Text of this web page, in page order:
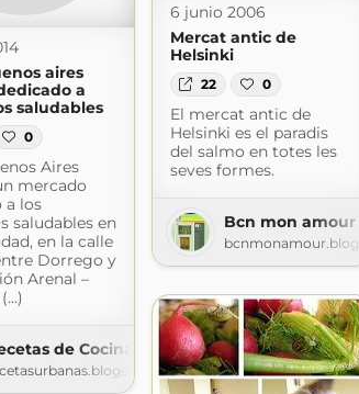
6 junio 2006
Mercat antic de
Helsinki
22 0
El mercat antic de
Helsinki es el paradis
del salmo en totes les
seves formes.
Bcn mon amour
aires
a
saludables
0
Aires
mercado
a los
saludables en
en la calle
Dorrego y
Arenal –
de Cocina Latinoamericana